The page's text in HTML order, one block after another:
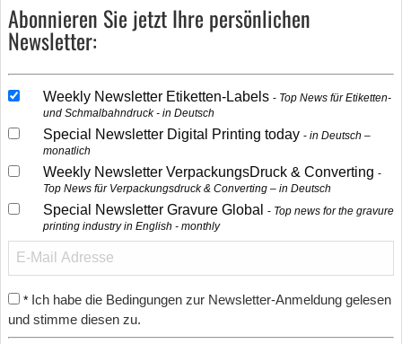
Abonnieren Sie jetzt Ihre persönlichen
Newsletter:
Weekly Newsletter Etiketten-Labels
Top News für Etiketten-
und Schmalbahndruck - in Deutsch
Special Newsletter Digital Printing today
in Deutsch –
monatlich
Weekly Newsletter VerpackungsDruck & Converting
Top News für Verpackungsdruck & Converting – in Deutsch
Special Newsletter Gravure Global
Top news for the gravure
printing industry in English - monthly
* Ich habe die Bedingungen zur Newsletter-Anmeldung gelesen
und stimme diesen zu.